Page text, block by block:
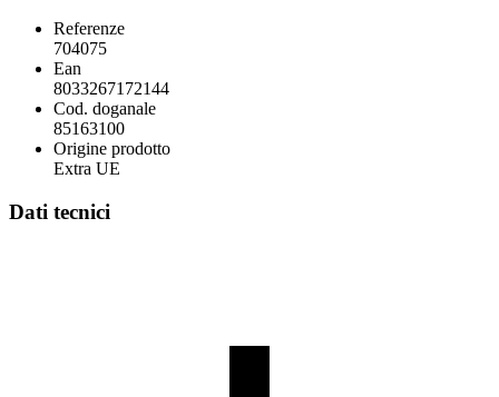
Referenze
704075
Ean
8033267172144
Cod. doganale
85163100
Origine prodotto
Extra UE
Dati tecnici